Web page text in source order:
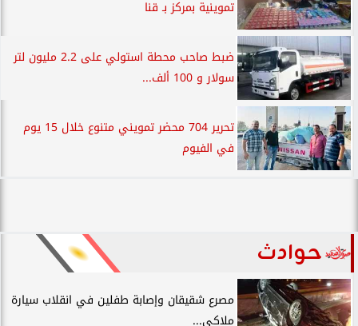
تموينية بمركز بـ قنا
ضبط صاحب محطة استولي على 2.2 مليون لتر
سولار و 100 ألف...
تحرير 704 محضر تمويني متنوع خلال 15 يوم
في الفيوم
حوادث
مصرع شقيقان وإصابة طفلين في انقلاب سيارة
ملاكي...